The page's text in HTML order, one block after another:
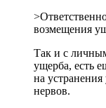
возмещения
Так и с
ущерба, есть
на
нервов.